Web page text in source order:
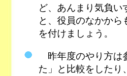
ど、あんまり気負
と、役員のなかか
を付けましょう。
昨年度のやり方は
た」と比較をしたり